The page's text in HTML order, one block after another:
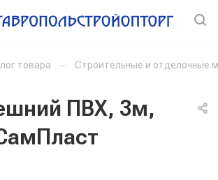
товара — Строительные и отделочные
ПВХ, 3м,